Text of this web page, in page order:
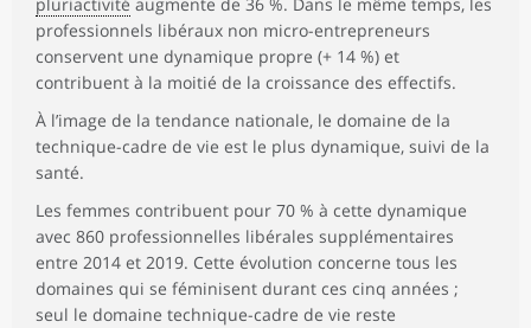
pluriactivité augmente de 36 %. Dans le même temps, les
professionnels libéraux non micro-entrepreneurs
conservent une dynamique propre (+ 14 %) et
contribuent à la moitié de la croissance des effectifs.
À l’image de la tendance nationale, le domaine de la
technique-cadre de vie est le plus dynamique, suivi de la
santé.
Les femmes contribuent pour 70 % à cette dynamique
avec 860 professionnelles libérales supplémentaires
entre 2014 et 2019. Cette évolution concerne tous les
domaines qui se féminisent durant ces cinq années ;
seul le domaine technique-cadre de vie reste